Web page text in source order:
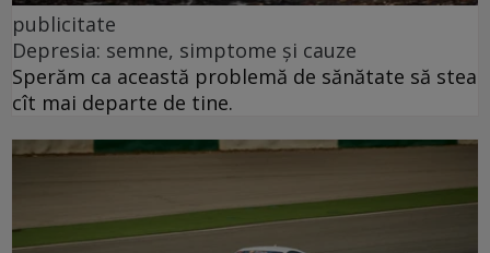
publicitate
Depresia: semne, simptome și cauze
Sperăm ca această problemă de sănătate să stea
cît mai departe de tine.